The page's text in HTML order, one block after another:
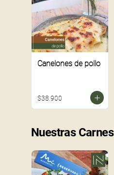
Canelones de pollo
$38.900
Nuestras Carnes